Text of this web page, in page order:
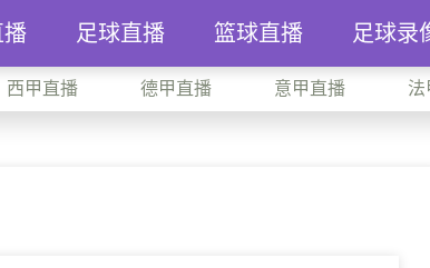
播 足球直播 篮球直播 足球录
西甲直播 德甲直播 意甲直播 法